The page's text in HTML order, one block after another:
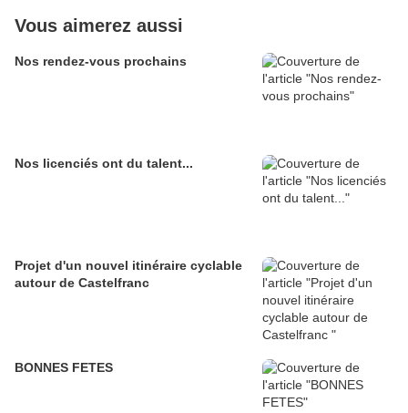
Vous aimerez aussi
Nos rendez-vous prochains
Nos licenciés ont du talent...
Projet d'un nouvel itinéraire cyclable
autour de Castelfranc
BONNES FETES